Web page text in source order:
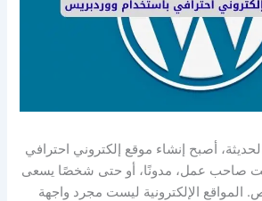
أصبح إنشاء موقع إلكتروني احترافي
صاحب عمل، مدونًا، أو حتى شخصًا يسعى
المواقع الإلكترونية ليست مجرد واجهة